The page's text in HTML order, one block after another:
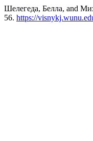
Шелегеда, Белла,
56. https://